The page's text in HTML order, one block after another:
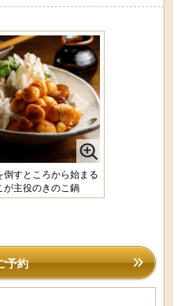
倒すところから始まる
が主役のきのこ鍋
予約